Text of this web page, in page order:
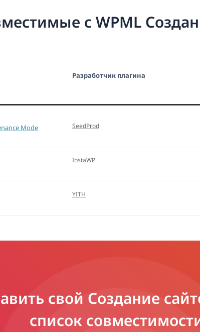
с WPML
Разработчик плагина
Mode SeedProd
InstaWP
YITH
свой Создание
список